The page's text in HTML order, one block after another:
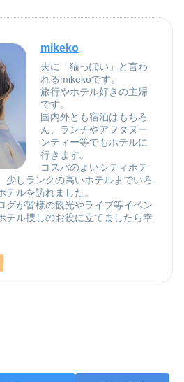
mikeko
夫に「猫っぽい」と言わ
れるmikekoです。
旅行やホテル好きの主婦
です。
国内外とも宿泊はもちろ
ん、ランチやアフタヌー
ンティー等でもホテルに
行きます。
コスパのよいシティホテ
少しランクの高いホテルまでいろ
テルを訪れました。
グが皆様の観光やライブ等イベン
テル捜しのお役に立てましたら幸